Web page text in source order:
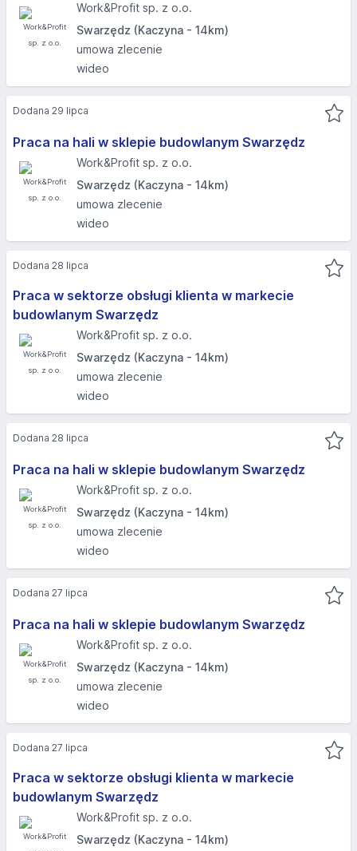
Work&Profit sp. z o.o.
Swarzędz (Kaczyna - 14km)
umowa zlecenie
wideo
Praca na hali w sklepie budowlanym Swarzędz
Work&Profit sp. z o.o.
Swarzędz (Kaczyna - 14km)
umowa zlecenie
wideo
Dodana 29 lipca
Praca w sektorze obsługi klienta w markecie
budowlanym Swarzędz
Work&Profit sp. z o.o.
Swarzędz (Kaczyna - 14km)
umowa zlecenie
wideo
Dodana 28 lipca
Praca na hali w sklepie budowlanym Swarzędz
Work&Profit sp. z o.o.
Swarzędz (Kaczyna - 14km)
umowa zlecenie
wideo
Dodana 28 lipca
Praca na hali w sklepie budowlanym Swarzędz
Work&Profit sp. z o.o.
Swarzędz (Kaczyna - 14km)
umowa zlecenie
wideo
Dodana 27 lipca
Praca w sektorze obsługi klienta w markecie
budowlanym Swarzędz
Work&Profit sp. z o.o.
Swarzędz (Kaczyna - 14km)
Dodana 27 lipca